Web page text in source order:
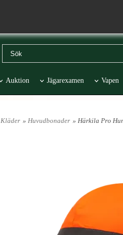
Auktion Jägarexamen Vapen
Kläder » Huvudbonader » Härkila Pro